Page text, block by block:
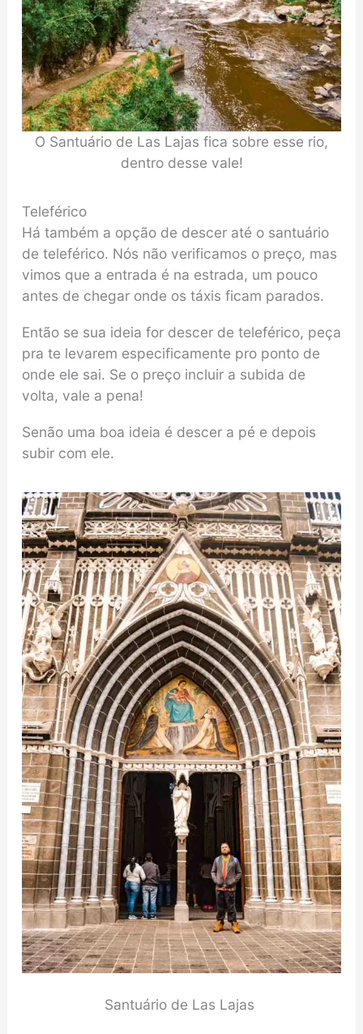
O Santuário de Las Lajas fica sobre esse rio,
dentro desse vale!
Teleférico
Há também a opção de descer até o santuário
de teleférico. Nós não verificamos o preço, mas
vimos que a entrada é na estrada, um pouco
antes de chegar onde os táxis ficam parados.
Então se sua ideia for descer de teleférico, peça
pra te levarem especificamente pro ponto de
onde ele sai. Se o preço incluir a subida de
volta, vale a pena!
Senão uma boa ideia é descer a pé e depois
subir com ele.
Santuário de Las Lajas